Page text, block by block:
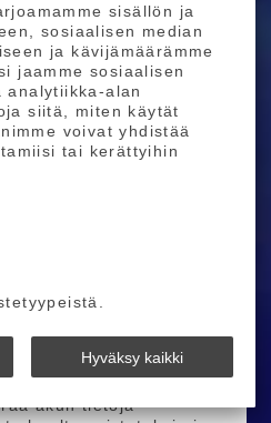
sisällön ja
sosiaalisen median
ja kävijämäärämme
jaamme sosiaalisen
analytiikka-alan
siitä, miten käytät
voivat yhdistää
tai kerättyihin
Hyväksy kaikki
viritettyCX-R-moottori
ja750 W
huipputehon
jossa on titaaninen
Eksklusiivinen
aggressiivisen
ajajan
AKKU
on
latausportti
-SOVELLUS
akun tietoja